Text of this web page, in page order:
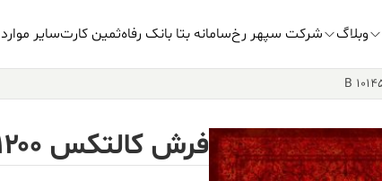
وبلاگ شرکت سپهر رخسامانه بتا بانک رفاهثمین کارتسایر موارد
فرش کالتکس ۱۲۰۰ شانه کد B 10145